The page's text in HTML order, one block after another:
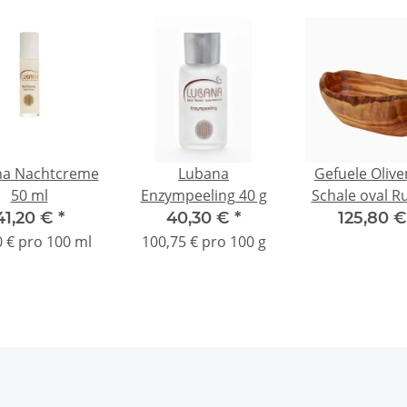
Nachtcreme
50 ml
€ *
€ pro 100 ml
Lubana
Enzympeeling 40 g
40,30 € *
100,75 € pro 100 g
Gefuele
Schale oval
31-34 cm
125,80